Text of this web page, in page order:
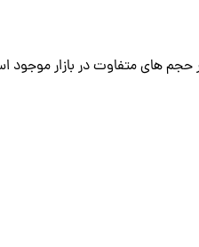
های متفاوت در بازار موجود